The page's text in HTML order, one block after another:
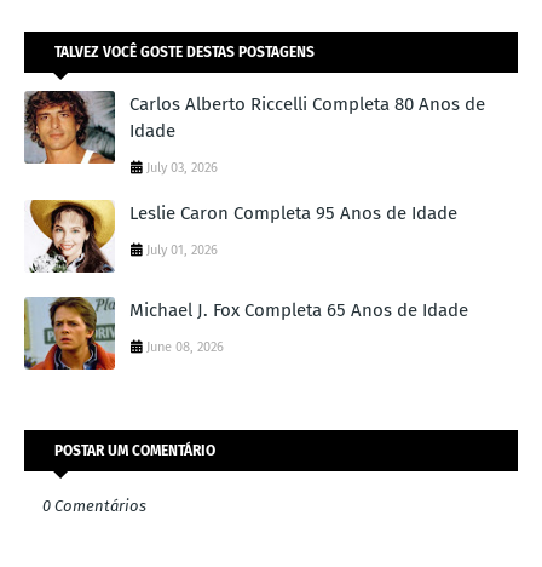
TALVEZ VOCÊ GOSTE DESTAS POSTAGENS
Carlos Alberto Riccelli Completa 80 Anos de
Idade
July 03, 2026
Leslie Caron Completa 95 Anos de Idade
July 01, 2026
Michael J. Fox Completa 65 Anos de Idade
June 08, 2026
POSTAR UM COMENTÁRIO
0 Comentários